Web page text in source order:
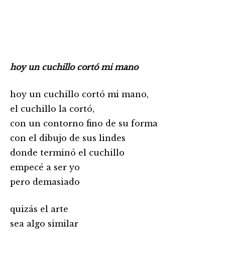
hoy un cuchillo cortó mi mano
hoy un cuchillo cortó mi mano,
el cuchillo la cortó,
con un contorno fino de su forma
con el dibujo de sus lindes
donde terminó el cuchillo
empecé a ser yo
pero demasiado
quizás el arte
sea algo similar